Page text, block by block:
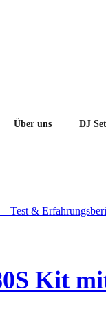
Über uns DJ
Test &
Kit